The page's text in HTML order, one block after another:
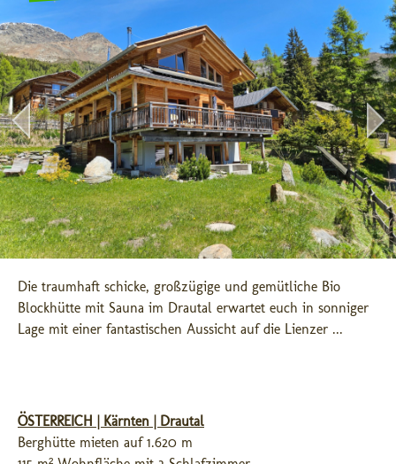
Die traumhaft schicke, großzügige und gemütliche Bio
Blockhütte mit Sauna im Drautal erwartet euch in sonniger
Lage mit einer fantastischen Aussicht auf die Lienzer ...
ÖSTERREICH | Kärnten | Drautal
Berghütte mieten auf 1.620 m